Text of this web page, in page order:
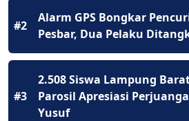
#2
Alarm GPS Bongkar
Pesbar, Dua Pelaku
#3
2.508 Siswa Lampung
Parosil Apresiasi
Yusuf